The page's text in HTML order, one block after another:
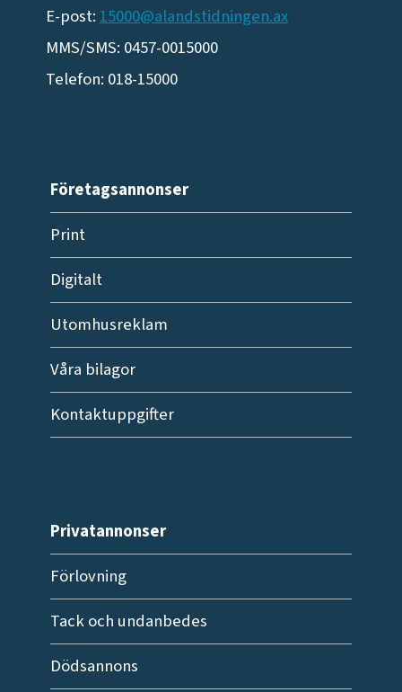
E-post:15000@alandstidningen.ax
MMS/SMS: 0457-0015000
Telefon: 018-15000
Företagsannonser
Print
Digitalt
Utomhusreklam
Våra bilagor
Kontaktuppgifter
Privatannonser
Förlovning
Tack och undanbedes
Dödsannons